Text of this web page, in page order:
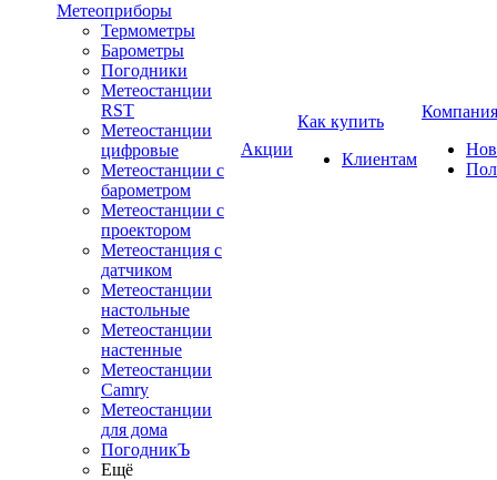
Метеоприборы
Термометры
Барометры
Погодники
Метеостанции
RST
Метеостанции
цифровые
Метеостанции с
барометром
Метеостанции с
проектором
Метеостанция с
датчиком
Метеостанции
настольные
Метеостанции
настенные
Метеостанции
Camry
Метеостанции
для дома
ПогодникЪ
Ещё
Акции
Как купить
Клиентам
Компания